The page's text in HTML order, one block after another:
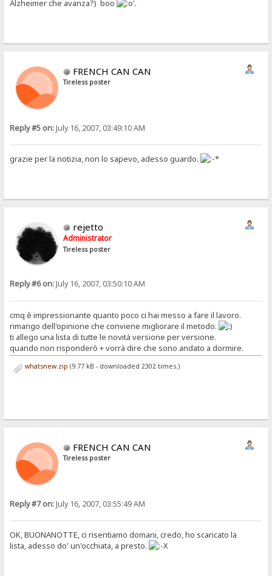
Alzheimer che avanza?) boo
'.
FRENCH CAN CAN
Tireless poster
Reply #5 on:July 16, 2007, 03:49:10 AM
grazie per la notizia, non lo sapevo, adesso guardo.
rejetto
Administrator
Tireless poster
Reply #6 on:July 16, 2007, 03:50:10 AM
cmq è impressionante quanto poco ci hai messo a fare il lavoro.
rimango dell'opinione che conviene migliorare il metodo.
ti allego una lista di tutte le novità versione per versione.
quando non risponderò + vorrà dire che sono andato a dormire.
whatsnew.zip (9.77 kB - downloaded 2302 times.)
FRENCH CAN CAN
Tireless poster
Reply #7 on:July 16, 2007, 03:55:49 AM
OK, BUONANOTTE, ci risentiamo domani, credo, ho scaricato la
lista, adesso do' un'occhiata, a presto.